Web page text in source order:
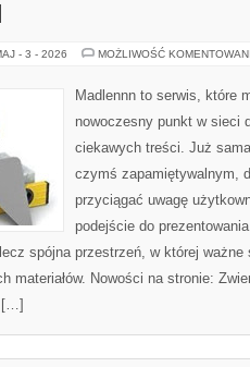
- 3 - 2026 MOŻLIWOŚĆ
Madlennn to serwis, które
nowoczesny punkt w sieci
ciekawych treści. Już
czymś zapamiętywalnym,
przyciągać uwagę
podejście do
spójna przestrzeń, w której
materiałów. Nowości na stronie:
[…]